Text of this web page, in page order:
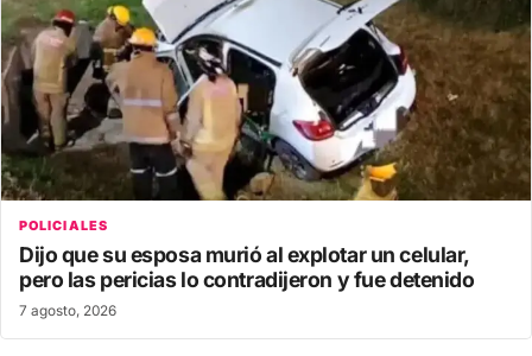
POLICIALES
Dijo que su esposa murió al explotar un celular,
pero las pericias lo contradijeron y fue detenido
7 agosto, 2026